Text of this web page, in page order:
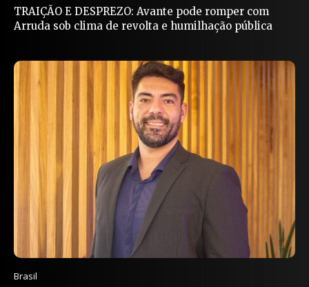
TRAIÇÃO E DESPREZO: Avante pode romper com
Arruda sob clima de revolta e humilhação pública
Brasil